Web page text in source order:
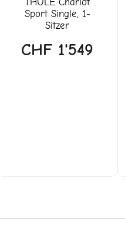
Sport Single, 1-
Sitzer
CHF 1'549